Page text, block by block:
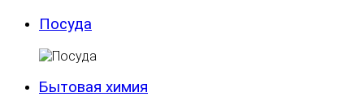
Посуда
Бытовая химия